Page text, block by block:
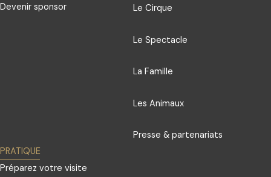
Devenir sponsor
Le Cirque
Le Spectacle
La Famille
Les Animaux
Presse & partenariats
PRATIQUE
Préparez votre visite